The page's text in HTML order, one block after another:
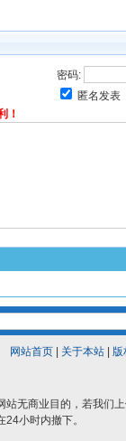
密码:
匿名发表
！
网站首页| 关于本站| 版
站无商业目的，若我们
24小时内撤下。